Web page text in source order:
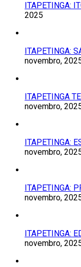
ITAPETINGA:
2025
ITAPETINGA:
novembro,
ITAPETINGA
novembro,
ITAPETINGA:
novembro,
ITAPETINGA:
novembro,
ITAPETINGA:
novembro,